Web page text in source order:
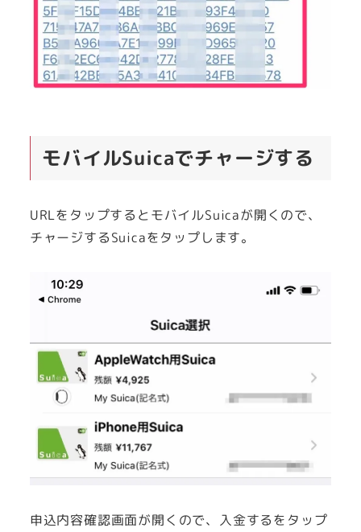
モバイルSuicaでチャージする
URLをタップするとモバイルSuicaが開くので、
チャージするSuicaをタップします。
申込内容確認画面が開くので、入金するをタップ